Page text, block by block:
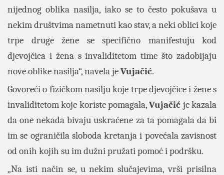
nijednog oblika nasilja, iako se to često pokušava u
nekim društvima nametnuti kao stav, a neki oblici koje
trpe druge žene se specifično manifestuju kod
djevojčica i žena s invaliditetom time što zadobijaju
nove oblike nasilja“, navela jeVujačić.
Govoreći o fizičkom nasilju koje trpe djevojčice i žene s
invaliditetom koje koriste pomagala,Vujačić je kazala
da one nekada bivaju uskraćene za ta pomagala da bi
im se ograničila sloboda kretanja i povećala zavisnost
od onih kojih su im dužni pružati pomoć i podršku.
„Na isti način se, u nekim slučajevima, vrši prisilna